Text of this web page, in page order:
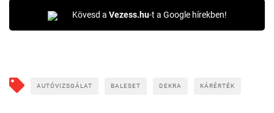
Kövesd a Vezess.hu-t a Google hírekben!
AUTÓVIZSGÁLAT BALESET DEKRA KÁRÉRTÉK